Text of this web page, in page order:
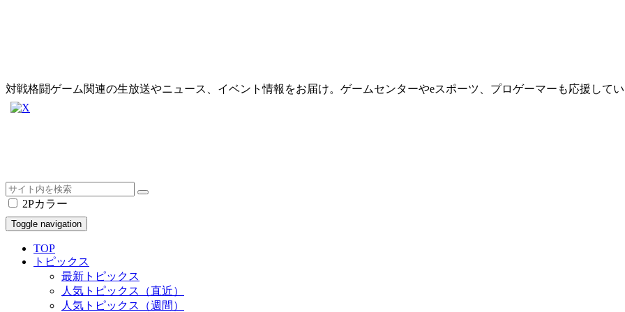
対戦格闘ゲーム関連の生放送やニュース、イベント情報をお届け。ゲームセンターやeスポーツ、プロゲーマーも応援して
2Pカラー
Toggle navigation
TOP
トピックス
最新トピックス
人気トピックス（直近）
人気トピックス（週間）